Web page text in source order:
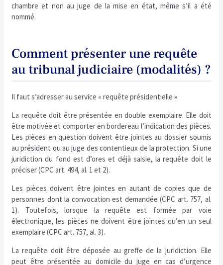
chambre et non au juge de la mise en état, même s’il a été
nommé.
Comment présenter une requête
au tribunal judiciaire (modalités) ?
Il faut s’adresser au service « requête présidentielle ».
La requête doit être présentée en double exemplaire. Elle doit
être motivée et comporter en bordereau l’indication des pièces.
Les pièces en question doivent être jointes au dossier soumis
au président ou au juge des contentieux de la protection. Si une
juridiction du fond est d’ores et déjà saisie, la requête doit le
préciser (CPC art. 494, al. 1 et 2).
Les pièces doivent être jointes en autant de copies que de
personnes dont la convocation est demandée (CPC art. 757, al.
1). Toutefois, lorsque la requête est formée par voie
électronique, les pièces ne doivent être jointes qu’en un seul
exemplaire (CPC art. 757, al. 3).
La requête doit être déposée au greffe de la juridiction. Elle
peut être présentée au domicile du juge en cas d’urgence